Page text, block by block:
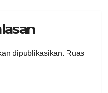
dipublikasikan. Ruas